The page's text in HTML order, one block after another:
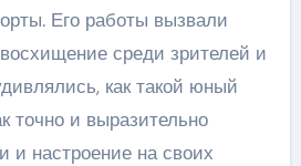
Его работы вызвали
среди зрителей и
как такой юный
точно и выразительно
и настроение на своих